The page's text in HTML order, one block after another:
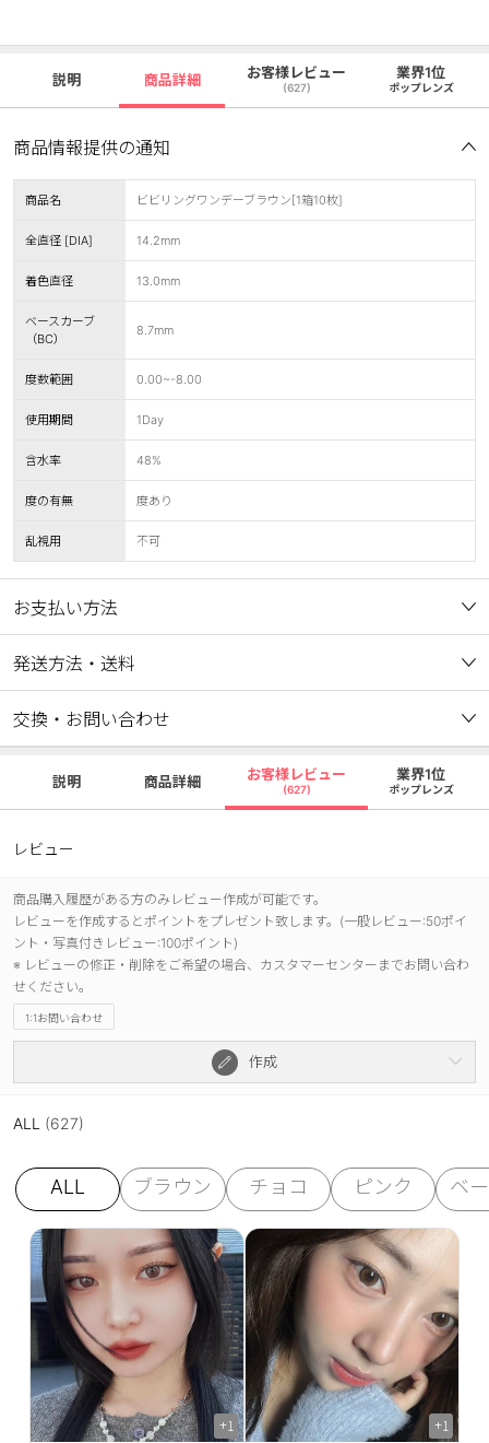
説明 商品詳細 お客様レビュー
(627)
業界1位
ポップレンズ
商品情報提供の通知
商品名 ビビリングワンデーブラウン[1箱10枚]
全直径 [DIA] 14.2mm
着色直径 13.0mm
ベースカーブ
（BC）
8.7mm
度数範囲 0.00~-8.00
使用期間 1Day
含水率 48%
度の有無 度あり
乱視用 不可
お支払い方法
発送方法・送料
交換・お問い合わせ
説明 商品詳細 お客様レビュー
(627)
業界1位
ポップレンズ
レビュー
商品購入履歴がある方のみレビュー作成が可能です。
レビューを作成するとポイントをプレゼント致します。(一般レビュー:50ポイ
ント・写真付きレビュー:100ポイント)
※ レビューの修正・削除をご希望の場合、カスタマーセンターまでお問い合わ
せください。
1:1お問い合わせ
作成
ALL (627)
ALL ブラウン チョコ ピンク ベ
+1 +1